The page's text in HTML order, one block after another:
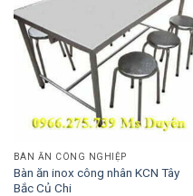
BÀN ĂN CÔNG NGHIỆP
Bàn ăn inox công nhân KCN Tây
Bắc Củ Chi